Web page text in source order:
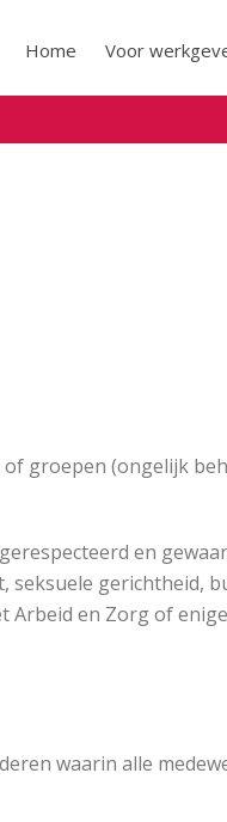
Home Voor
groepen (ongelijk
en
gerichtheid,
en Zorg of
waarin alle